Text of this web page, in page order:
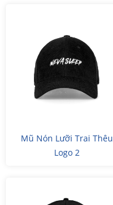
Mũ Nón Lưỡi Trai Thêu
Logo 2